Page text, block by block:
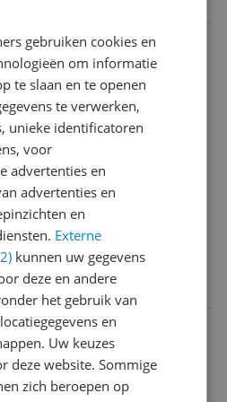
en toebehoren
en functies
kenmerken
gebruiken cookies en
om informatie
te slaan en te openen
te verwerken,
unieke identificatoren
voor
advertenties en
advertenties en
en
Externe
kunnen uw gegevens
deze en andere
het gebruik van
en
Uw keuzes
deze website. Sommige
zich beroepen op